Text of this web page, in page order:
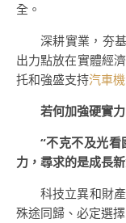
全。
深耕實業，夯
出力點放在實體經
托和強盛支持汽車
若何加強硬實力
“不克不及光
力，尋求的是成長
科技立異和財
殊途同歸、必定選擇